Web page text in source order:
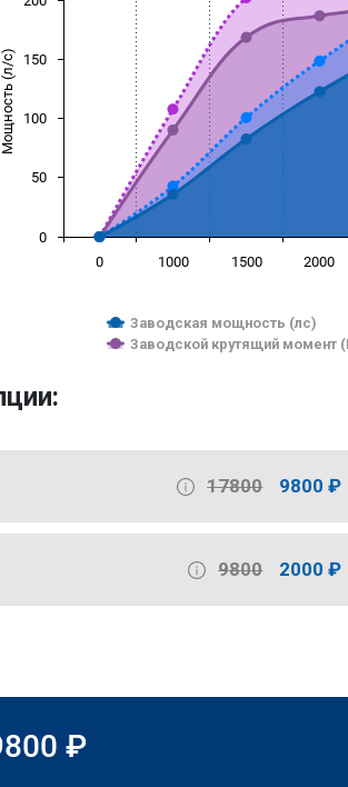
Мощность (л/с)
Заводская мощность (лс)
Заводской крутящий момент
0 1000 1500 2000
0
50
100
150
17800 9800 ₽
9800 2000 ₽
₽